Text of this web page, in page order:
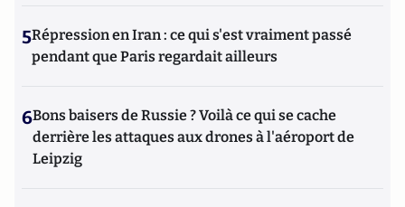
5Répression en Iran : ce qui s'est vraiment passé
pendant que Paris regardait ailleurs
6Bons baisers de Russie ? Voilà ce qui se cache
derrière les attaques aux drones à l'aéroport de
Leipzig